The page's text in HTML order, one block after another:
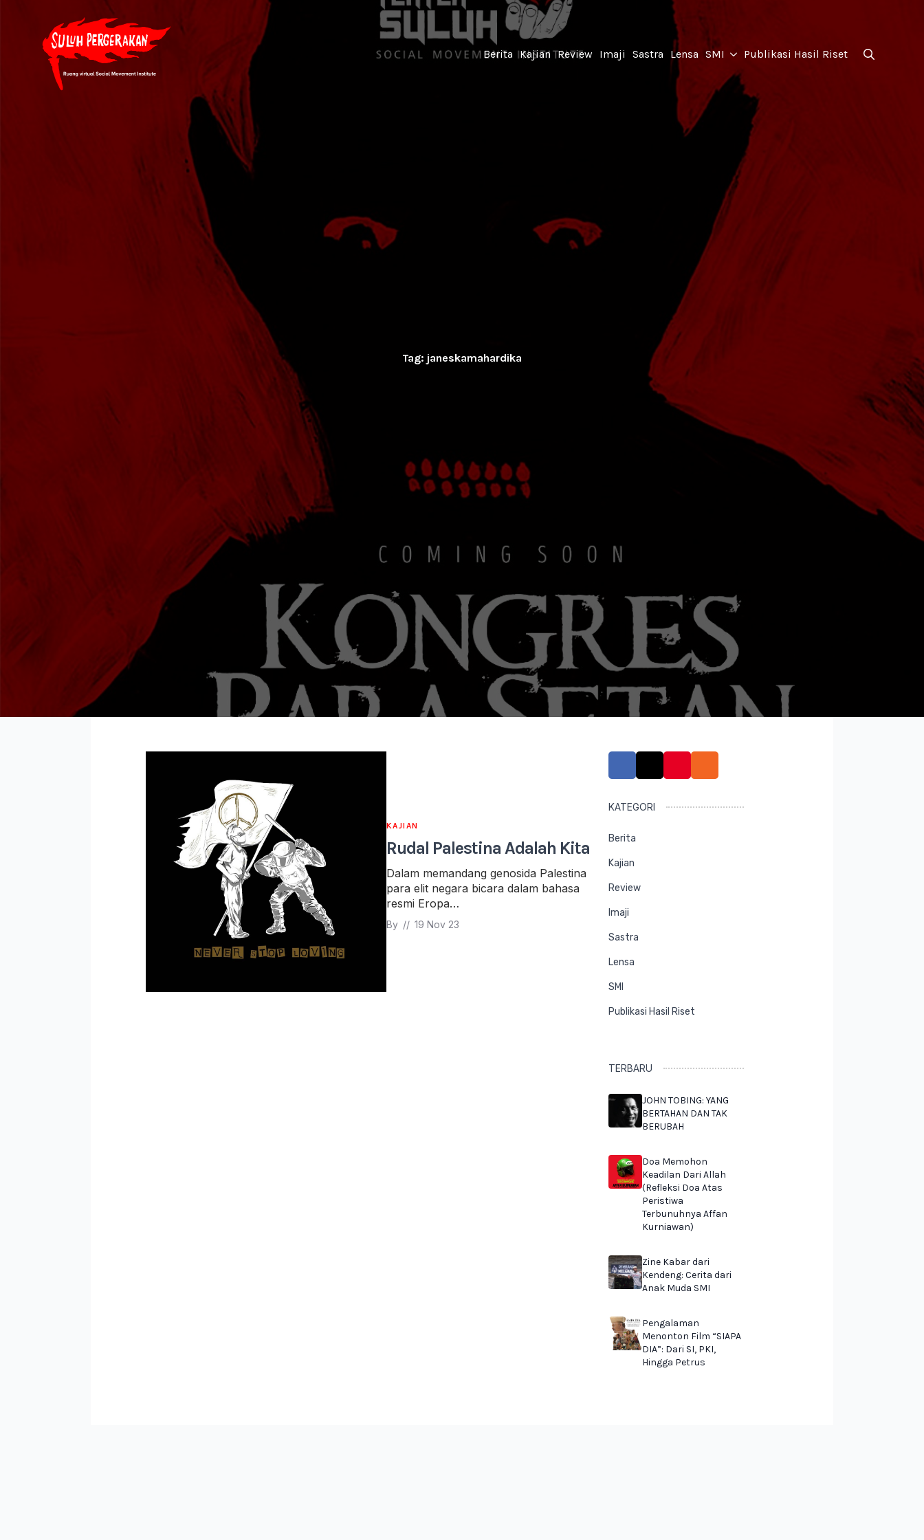
Berita Kajian Review Imaji Sastra Lensa SMI Publikasi Hasil Riset
Tag: janeskamahardika
KAJIAN
Rudal Palestina Adalah Kita
Dalam memandang genosida Palestina
para elit negara bicara dalam bahasa
resmi Eropa…
By // 19 Nov 23
KATEGORI
Berita
Kajian
Review
Imaji
Sastra
Lensa
SMI
Publikasi Hasil Riset
TERBARU
JOHN TOBING: YANG
BERTAHAN DAN TAK
BERUBAH
Doa Memohon
Keadilan Dari Allah
(Refleksi Doa Atas
Peristiwa
Terbunuhnya Affan
Kurniawan)
Zine Kabar dari
Kendeng: Cerita dari
Anak Muda SMI
Pengalaman
Menonton Film “SIAPA
DIA”: Dari SI, PKI,
Hingga Petrus